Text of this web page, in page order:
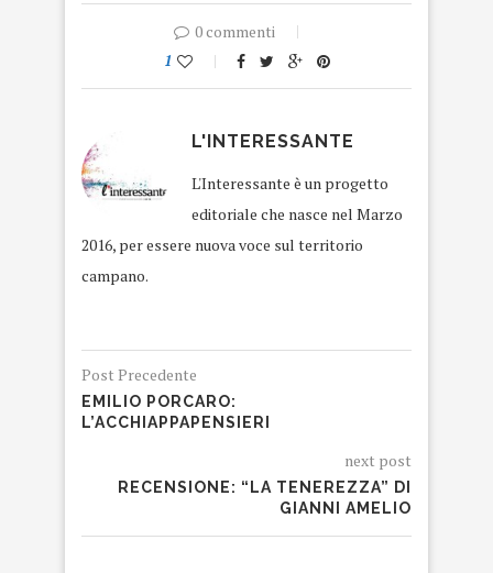
0 commenti
1
L'INTERESSANTE
L'Interessante è un progetto
editoriale che nasce nel Marzo
2016, per essere nuova voce sul territorio
campano.
Post Precedente
EMILIO PORCARO:
L’ACCHIAPPAPENSIERI
next post
RECENSIONE: “LA TENEREZZA” DI
GIANNI AMELIO